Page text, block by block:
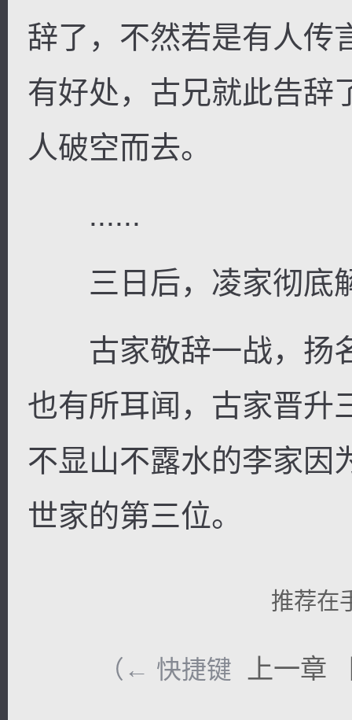
辞了，不然若是有人传
有好处，古兄就此告辞
人破空而去。
......
三日后，凌家彻底
古家敬辞一战，扬
也有所耳闻，古家晋升
不显山不露水的李家因
世家的第三位。
推荐在
（← 快捷键 上一章